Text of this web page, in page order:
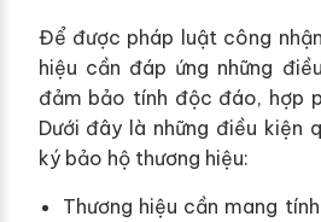
Để được pháp luật công
hiệu cần đáp ứng những
đảm bảo tính độc đáo, hợp
Dưới đây là những điều kiện
ký bảo hộ thương hiệu:
Thương hiệu cần mang